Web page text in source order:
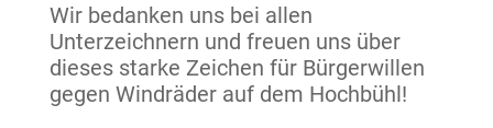
Wir bedanken uns bei allen
Unterzeichnern und freuen uns über
dieses starke Zeichen für Bürgerwillen
gegen Windräder auf dem Hochbühl!